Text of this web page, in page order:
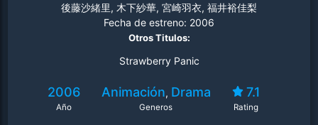
señoritas: Saint Mitre, Saint Spica y Saint Le Rime. Tras
conocer a su compañera de habitación, Tamao Suzumi,
y hacerse amiga de diversas chicas, pensaba que su
vida escolar sería ordinaria. Sin embargo, conoce a la
también conocida como Étoile, quien es querida por
todas las estudiantes. Ambas tienen un peculiar primer
後藤沙緒里, 木下紗華, 宮崎羽衣, 福井裕佳梨
Fecha de estreno: 2006
Otros Titulos:
Strawberry Panic
2006
Año
Animación, Drama
Generos
7.1
Rating